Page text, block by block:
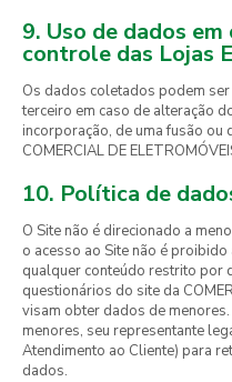
9. Uso de dados
controle das Lojas
Os dados coletados podem
terceiro em caso de alteração
incorporação, de uma fusão ou
COMERCIAL DE
10. Política de
O Site não é direcionado a
o acesso ao Site não é
qualquer conteúdo restrito por
questionários do site da
visam obter dados de
menores, seu representante
Atendimento ao Cliente) para
dados.